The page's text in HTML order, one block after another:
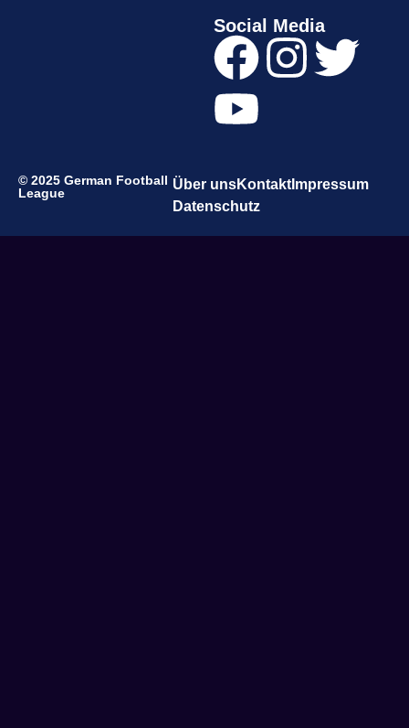
Social Media
© 2025 German Football
League
Über unsKontaktImpressum
Datenschutz